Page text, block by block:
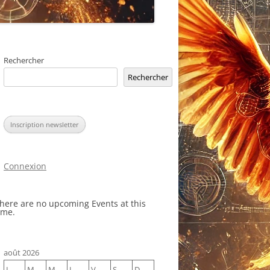
Rechercher
Rechercher
Inscription newsletter
Connexion
are no upcoming Events at this
août 2026